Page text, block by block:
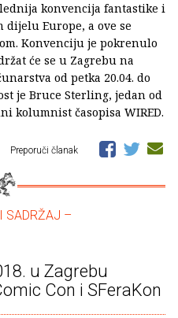
konvencija fantastike i
dijelu Europe, a ove se
Konvenciju je pokrenulo
će se u Zagrebu na
od petka 20.04. do
je Bruce Sterling, jedan od
kolumnist časopisa WIRED.
Preporuči članak
SADRŽAJ –
u Zagrebu
Con i SFeraKon